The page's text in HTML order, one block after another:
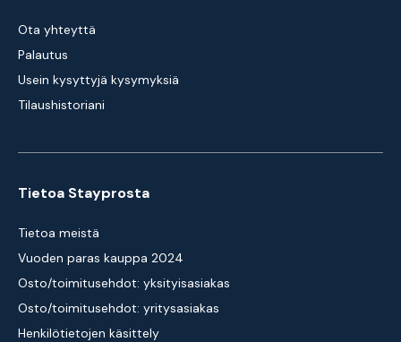
Ota yhteyttä
Palautus
Usein kysyttyjä kysymyksiä
Tilaushistoriani
Tietoa Stayprosta
Tietoa meistä
Vuoden paras kauppa 2024
Osto/toimitusehdot: yksityisasiakas
Osto/toimitusehdot: yritysasiakas
Henkilötietojen käsittely